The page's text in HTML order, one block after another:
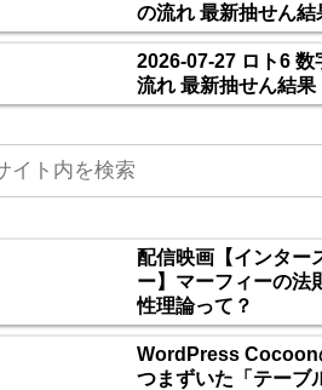
の流れ 最新抽せん結
2026-07-27 ロト6 数
流れ 最新抽せん結果
配信映画【インター
ー】マーフィーの法
性理論って？
WordPress Cocoon
つまずいた「テーブ